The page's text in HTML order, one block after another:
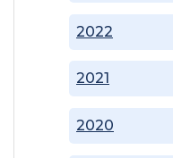
2020
2021
2022